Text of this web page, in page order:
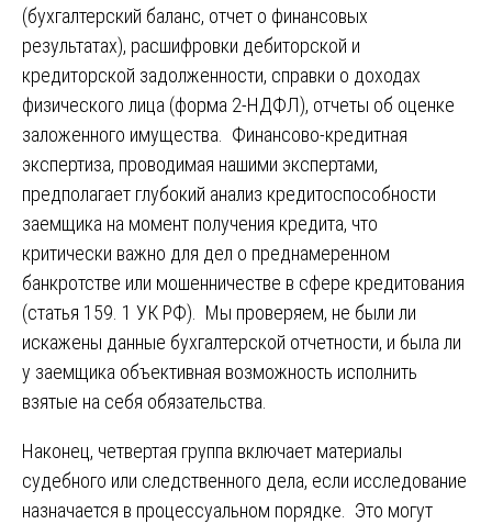
(бухгалтерский баланс, отчет о финансовых
результатах), расшифровки дебиторской и
кредиторской задолженности, справки о доходах
физического лица (форма 2-НДФЛ), отчеты об оценке
заложенного имущества. Финансово-кредитная
экспертиза, проводимая нашими экспертами,
предполагает глубокий анализ кредитоспособности
заемщика на момент получения кредита, что
критически важно для дел о преднамеренном
банкротстве или мошенничестве в сфере кредитования
(статья 159. 1 УК РФ). Мы проверяем, не были ли
искажены данные бухгалтерской отчетности, и была ли
у заемщика объективная возможность исполнить
взятые на себя обязательства.
Наконец, четвертая группа включает материалы
судебного или следственного дела, если исследование
назначается в процессуальном порядке. Это могут